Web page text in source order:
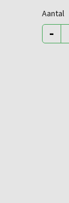
Aantal
-